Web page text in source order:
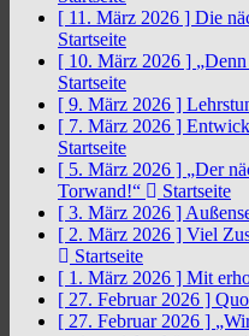
[ 11. März 2026 ] Die
Startseite
[ 10. März 2026 ]
Startseite
[ 9. März 2026 ]
[ 7. März 2026 ]
Startseite
[ 5. März 2026 ] „Der
Torwand!“
Startseite
[ 3. März 2026 ]
[ 2. März 2026 ] Viel
Startseite
[ 1. März 2026 ] Mit
[ 27. Februar 2026 ]
[ 27. Februar 2026 ]